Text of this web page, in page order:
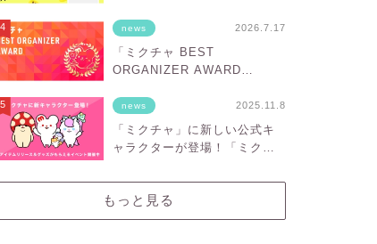
news 2026.7.17
「ミクチャ BEST
ORGANIZER AWARD
「BESTオーガナイザー賞」を
受賞
news 2025.11.8
「ミクチャ」に新しい公式キ
ャラクターが登場！「ミクチ
もっと見る